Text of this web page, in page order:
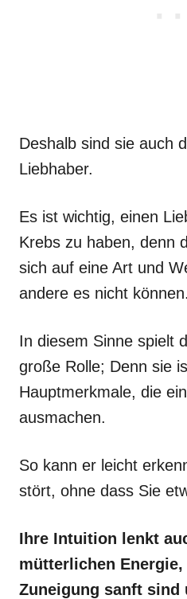
Deshalb sind sie auch
Liebhaber.
Es ist wichtig, einen
Krebs zu haben, denn
sich auf eine Art und
andere es nicht können.
In diesem Sinne spielt
große Rolle; Denn sie
Hauptmerkmale, die
ausmachen.
So kann er leicht
stört, ohne dass Sie
Ihre Intuition lenkt
mütterlichen
Zuneigung sanft sind